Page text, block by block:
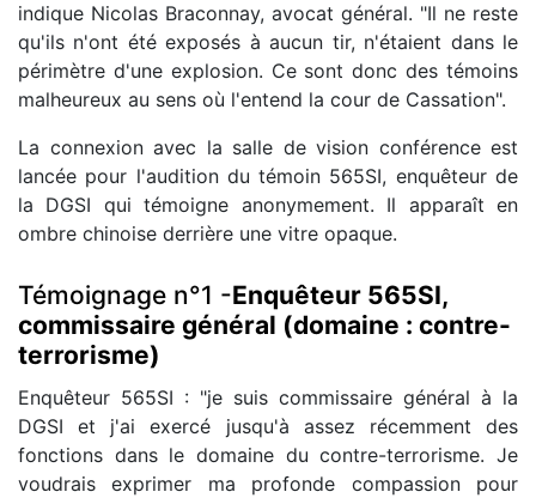
indique Nicolas Braconnay, avocat général. "Il ne reste
qu'ils n'ont été exposés à aucun tir, n'étaient dans le
périmètre d'une explosion. Ce sont donc des témoins
malheureux au sens où l'entend la cour de Cassation".
La connexion avec la salle de vision conférence est
lancée pour l'audition du témoin 565SI, enquêteur de
la DGSI qui témoigne anonymement. Il apparaît en
ombre chinoise derrière une vitre opaque.
Témoignage n°1 -Enquêteur 565SI,
commissaire général (domaine : contre-
terrorisme)
Enquêteur 565SI : "je suis commissaire général à la
DGSI et j'ai exercé jusqu'à assez récemment des
fonctions dans le domaine du contre-terrorisme. Je
voudrais exprimer ma profonde compassion pour